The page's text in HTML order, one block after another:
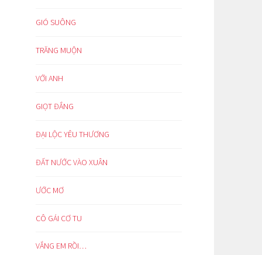
GIÓ SUÔNG
TRĂNG MUỘN
VỚI ANH
GIỌT ĐẮNG
ĐẠI LỘC YÊU THƯƠNG
ĐẤT NƯỚC VÀO XUÂN
ƯỚC MƠ
CÔ GÁI CƠ TU
VẮNG EM RỒI…